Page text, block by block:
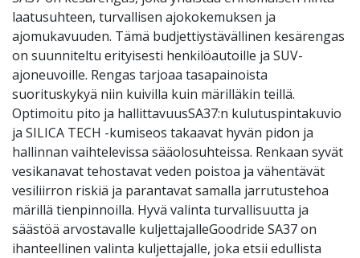
laatusuhteen, turvallisen ajokokemuksen ja
ajomukavuuden. Tämä budjettiystävällinen kesärengas
on suunniteltu erityisesti henkilöautoille ja SUV-
ajoneuvoille. Rengas tarjoaa tasapainoista
suorituskykyä niin kuivilla kuin märilläkin teillä.
Optimoitu pito ja hallittavuusSA37:n kulutuspintakuvio
ja SILICA TECH -kumiseos takaavat hyvän pidon ja
hallinnan vaihtelevissa sääolosuhteissa. Renkaan syvät
vesikanavat tehostavat veden poistoa ja vähentävät
vesiliirron riskiä ja parantavat samalla jarrutustehoa
märillä tienpinnoilla. Hyvä valinta turvallisuutta ja
säästöä arvostavalle kuljettajalleGoodride SA37 on
ihanteellinen valinta kuljettajalle, joka etsii edullista